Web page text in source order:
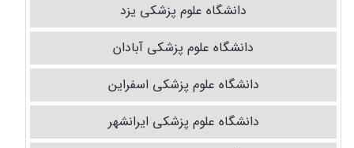
دانشگاه علوم پزشکی یزد
دانشگاه علوم پزشکی آبادان
دانشگاه علوم پزشکی اسفراین
دانشگاه علوم پزشکی ایرانشهر